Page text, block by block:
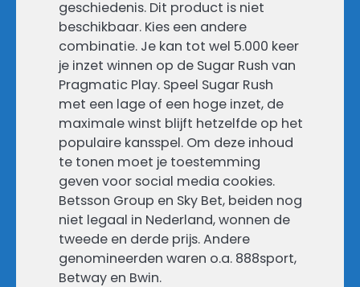
geschiedenis. Dit product is niet
beschikbaar. Kies een andere
combinatie. Je kan tot wel 5.000 keer
je inzet winnen op de Sugar Rush van
Pragmatic Play. Speel Sugar Rush
met een lage of een hoge inzet, de
maximale winst blijft hetzelfde op het
populaire kansspel. Om deze inhoud
te tonen moet je toestemming
geven voor social media cookies.
Betsson Group en Sky Bet, beiden nog
niet legaal in Nederland, wonnen de
tweede en derde prijs. Andere
genomineerden waren o.a. 888sport,
Betway en Bwin.